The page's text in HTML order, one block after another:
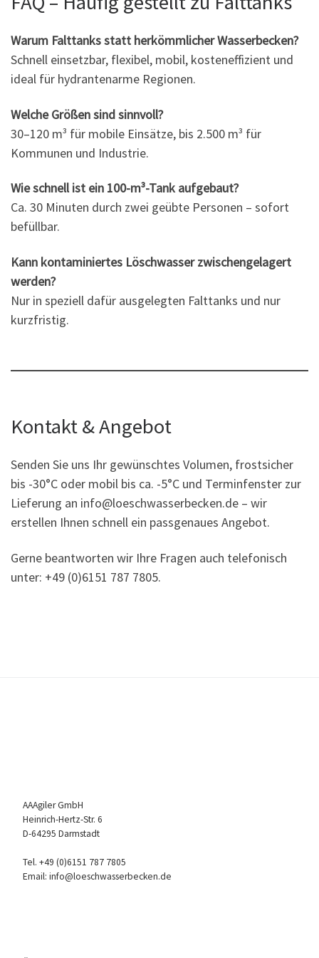
Warum Falttanks statt herkömmlicher Wasserbecken?
Schnell einsetzbar, flexibel, mobil, kosteneffizient und
ideal für hydran­tenarme Regionen.
Welche Größen sind sinnvoll?
30–120 m³ für mobile Einsätze, bis 2.500 m³ für
Kommunen und Industrie.
Wie schnell ist ein 100-m³-Tank aufgebaut?
Ca. 30 Minuten durch zwei geübte Personen – sofort
befüllbar.
Kann kontaminiertes Löschwasser zwischengelagert
werden?
Nur in speziell dafür ausgelegten Falttanks und nur
kurzfristig.
Kontakt & Angebot
Senden Sie uns Ihr gewünschtes Volumen, frostsicher
bis -30°C oder mobil bis ca. -5°C und Terminfenster zur
Lieferung an info@loeschwasserbecken.de – wir
erstellen Ihnen schnell ein passgenaues Angebot.
Gerne beantworten wir Ihre Fragen auch telefonisch
unter: +49 (0)6151 787 7805.
AAAgiler GmbH
Heinrich-Hertz-Str. 6
D-64295 Darmstadt
Tel. +49 (0)6151 787 7805
Email: info@loeschwasserbecken.de